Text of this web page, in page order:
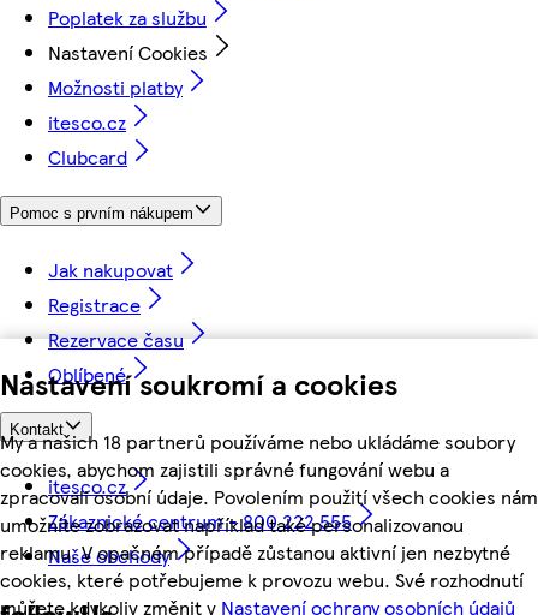
Nastavení soukromí a cookies
My a našich 18 partnerů používáme nebo ukládáme soubory
cookies, abychom zajistili správné fungování webu a
zpracovali osobní údaje. Povolením použití všech cookies nám
umožníte zobrazovat například také personalizovanou
reklamu. V opačném případě zůstanou aktivní jen nezbytné
cookies, které potřebujeme k provozu webu. Své rozhodnutí
můžete kdykoliv změnit v Nastavení ochrany osobních údajů
Poplatek za službu
Nastavení Cookies
Možnosti platby
itesco.cz
Clubcard
Pomoc s prvním nákupem
Jak nakupovat
Registrace
Rezervace času
Oblíbené
Kontakt
itesco.cz
Zákaznické centrum - 800 222 555
Naše obchody